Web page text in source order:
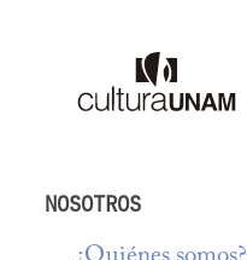
NOSOTROS